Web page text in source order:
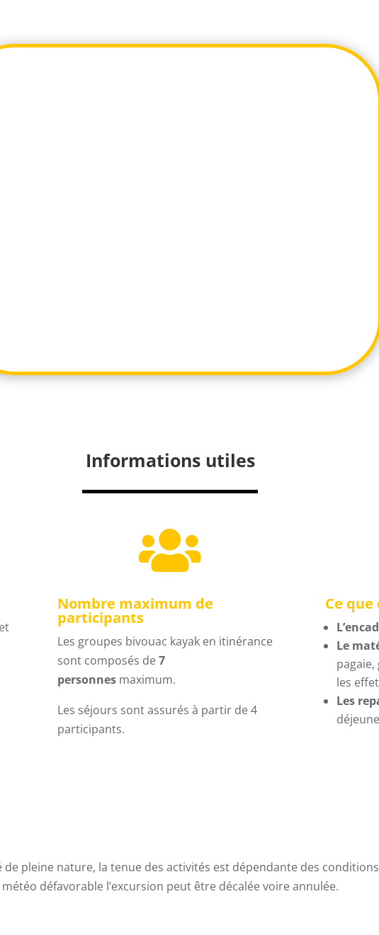
Informations utiles

Nombre maximum de
participants
Les groupes bivouac kayak en itinérance
sont composés de 7
personnes maximum.
Les séjours sont assurés à partir de 4
participants.
Ce
Le
les
Les
de pleine nature, la tenue des activités est dépendante des
météo défavorable l’excursion peut être décalée voire annulée.